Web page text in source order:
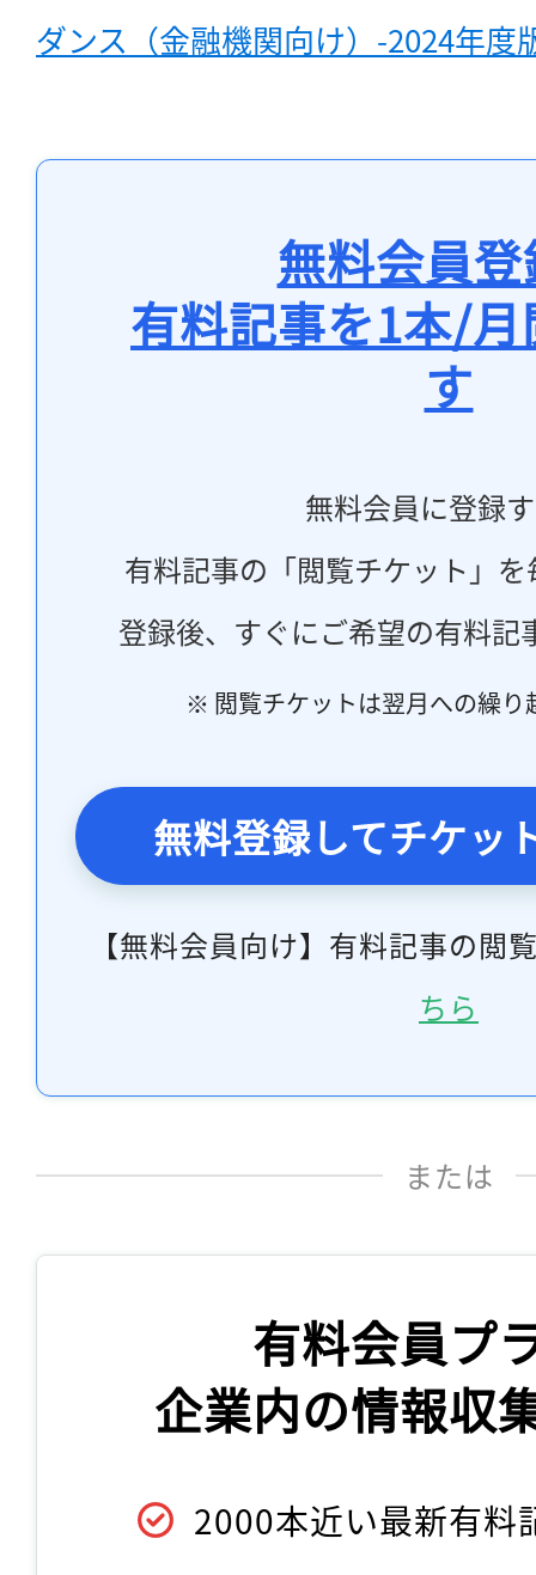
ダンス（金融機関向け）-2024年度
無料会員
有料記事を1本/
す
無料会員に登録
有料記事の「閲覧チケット」
登録後、すぐにご希望の有料記
※ 閲覧チケットは翌月への繰り
無料登録してチケッ
【無料会員向け】有料記事の閲
ちら
または
有料会員プ
企業内の情報収
2000本近い最新有料